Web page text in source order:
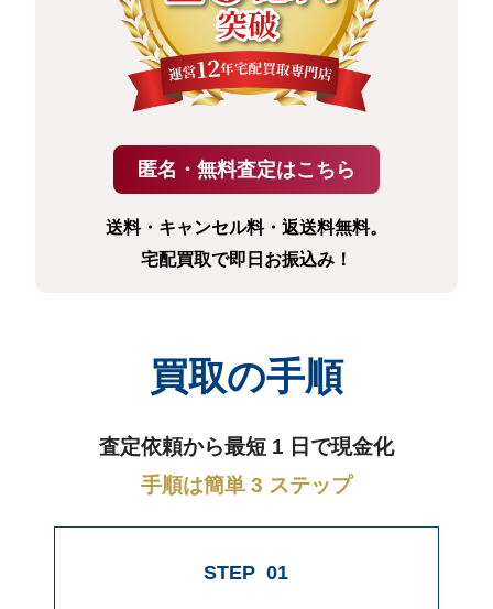
送料・キャンセル料・返送料無料。
宅配買取で即日お振込み！
買取の手順
査定依頼から最短 1 日で現金化
手順は簡単 3 ステップ
STEP 01